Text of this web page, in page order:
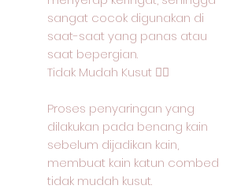
sangat cocok digunakan di
saat-saat yang panas atau
saat bepergian.
Tidak Mudah Kusut 🙅‍♂️
Proses penyaringan yang
dilakukan pada benang kain
sebelum dijadikan kain,
membuat kain katun combed
tidak mudah kusut.